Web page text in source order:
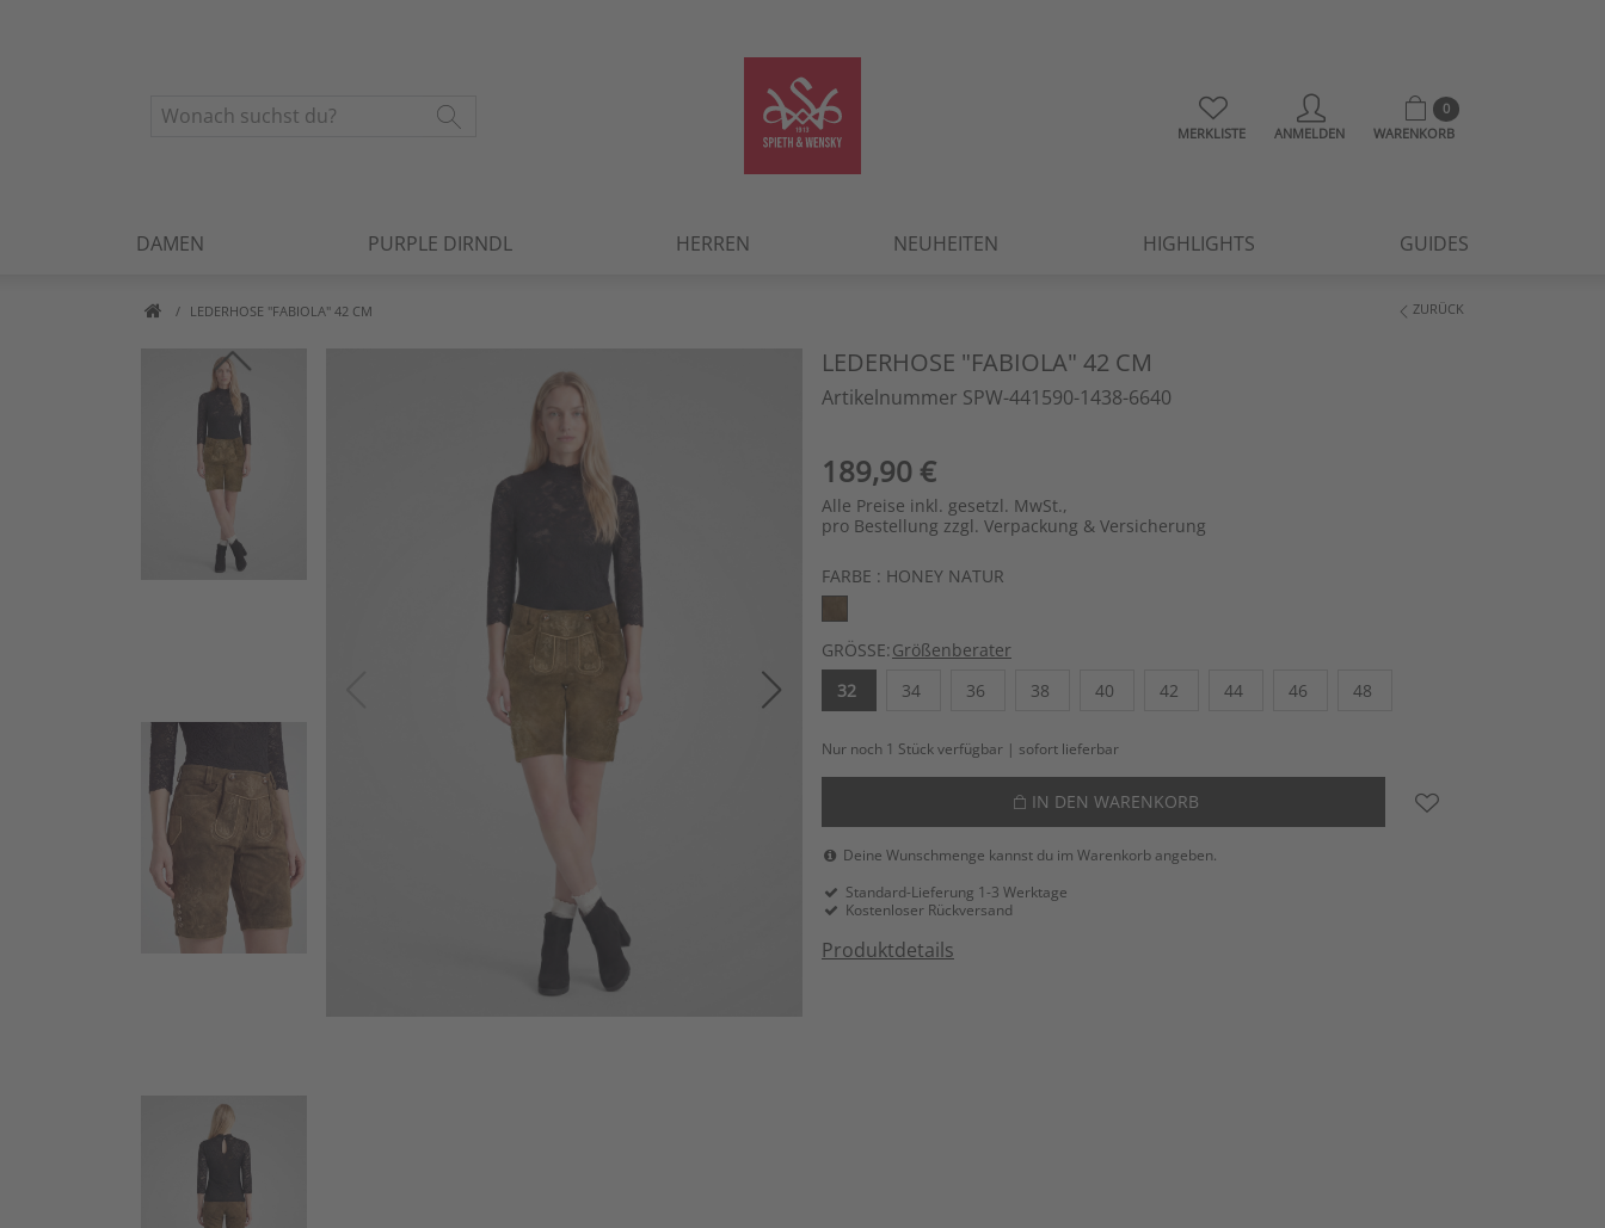
MERKLISTE ANMELDEN
0
WARENKORB
DAMEN PURPLE DIRNDL HERREN NEUHEITEN HIGHLIGHTS GUIDES
LEDERHOSE "FABIOLA" 42 CM ZURÜCK
Artikelbilder überspringen
LEDERHOSE "FABIOLA" 42 CM
Artikelnummer SPW-441590-1438-6640
189,90 €
Alle Preise inkl. gesetzl. MwSt.,
pro Bestellung zzgl. Verpackung & Versicherung
FARBE : HONEY NATUR
GRÖSSE:Größenberater
32
34 36 38 40 42 44 46 48
Nur noch 1 Stück verfügbar | sofort lieferbar
IN DEN WARENKORB
Deine Wunschmenge kannst du im Warenkorb angeben.
Standard-Lieferung 1-3 Werktage
Kostenloser Rückversand
Produktdetails